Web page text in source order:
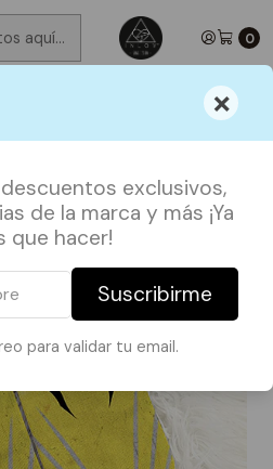
×
exclusivos,
de la marca y más ¡Ya
que hacer!
Suscribirme
para validar tu email.
0
jueves 6 de Agosto
°✩
Calcetín Wolverine